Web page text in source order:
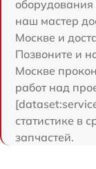
наш мастер
Москве и
Позвоните и
Москве
работ над
статистике в
запчастей.